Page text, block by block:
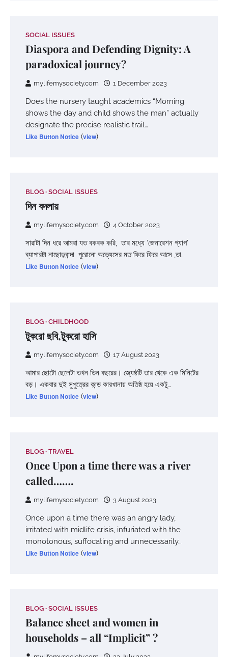
SOCIAL ISSUES
Diaspora and Defending Dignity: A
paradoxical journey?
mylifemysociety.com 1 December 2023
Does the nursery taught academics “Morning
shows the day and child shows the man” actually
designate the precise realistic trail…
Like Button Notice (view)
BLOG SOCIAL ISSUES
দিন বদলায়
mylifemysociety.com 4 October 2023
সারাটা দিন ধরে আমরা যত বকবক করি, তার মধ্যে ‘জেনারেশন গ্যাপ’
ব্যাপারটা নাছোড়বান্দা পুরোনো অভ্যেসের মত ফিরে ফিরে আসে ,তা…
Like Button Notice (view)
BLOG CHILDHOOD
টুকরো ছবি,টুকরো হাসি
mylifemysociety.com 17 August 2023
আমার ছোটো ছেলেটা তখন তিন বছরের। জ্যেষ্ঠটি তার থেকে এক মিনিটের
বড়। একবার দুই সুপুত্রের কান্ড কারখানায় অতিষ্ঠ হয়ে একটু…
Like Button Notice (view)
BLOG TRAVEL
Once Upon a time there was a river
called…….
mylifemysociety.com 3 August 2023
Once upon a time there was an angry lady,
irritated with midlife crisis, infuriated with the
monotonous, suffocating and unnecessarily…
Like Button Notice (view)
BLOG SOCIAL ISSUES
Balance sheet and women in
households – all “Implicit” ?